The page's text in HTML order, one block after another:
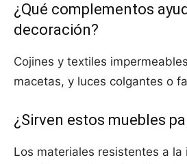
¿Qué complementos
decoración?
Cojines y textiles
macetas, y luces colgantes o
¿Sirven estos muebles
Los materiales resistentes a la